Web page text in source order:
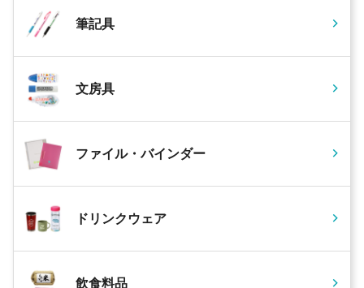
筆記具
文房具
ファイル・バインダー
ドリンクウェア
飲食料品